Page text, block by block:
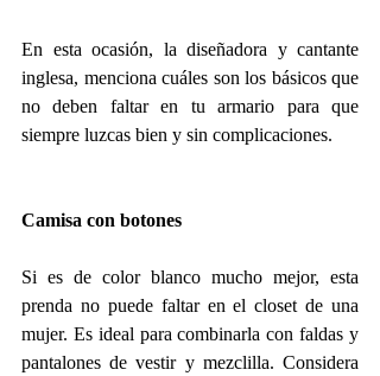
En esta ocasión, la diseñadora y cantante
inglesa, menciona cuáles son los básicos que
no deben faltar en tu armario para que
siempre luzcas bien y sin complicaciones.
Camisa con botones
Si es de color blanco mucho mejor, esta
prenda no puede faltar en el closet de una
mujer. Es ideal para combinarla con faldas y
pantalones de vestir y mezclilla. Considera